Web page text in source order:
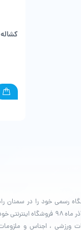
شایان از سال ۹۶ فروشگاه رسمی خود را در سمنان
اندازی نمود و با تجربه موفق خود در آذر ماه ۹۸ فروشگاه
ورزشی ، اجناس و